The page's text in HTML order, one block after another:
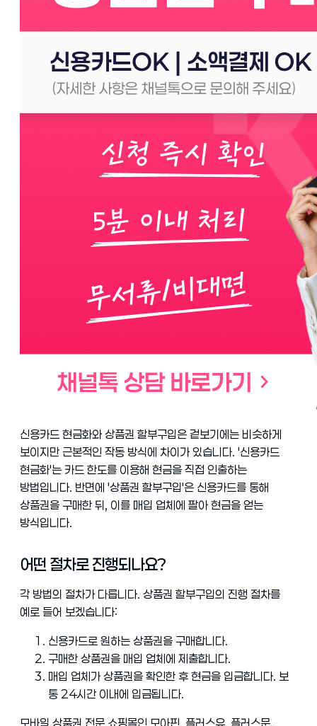
신용카드 현금화와 상품권 할부구입은 겉보기에는 비슷하게
보이지만 근본적인 작동 방식에 차이가 있습니다. '신용카드
현금화'는 카드 한도를 이용해 현금을 직접 인출하는
방법입니다. 반면에 '상품권 할부구입'은 신용카드를 통해
상품권을 구매한 뒤, 이를 매입 업체에 팔아 현금을 얻는
방식입니다.
어떤 절차로 진행되나요?
각 방법의 절차가 다릅니다. 상품권 할부구입의 진행 절차를
예로 들어 보겠습니다:
신용카드로 원하는 상품권을 구매합니다.
구매한 상품권을 매입 업체에 제출합니다.
매입 업체가 상품권을 확인한 후 현금을 입금합니다. 보
통 24시간 이내에 입금됩니다.
모바일 상품권 전문 쇼핑몰인 모아핀, 플러스유, 플러스문,